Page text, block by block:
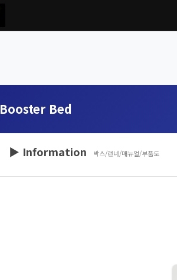
Booster Bed
▶ Information 박스/런너/매뉴얼/부품도